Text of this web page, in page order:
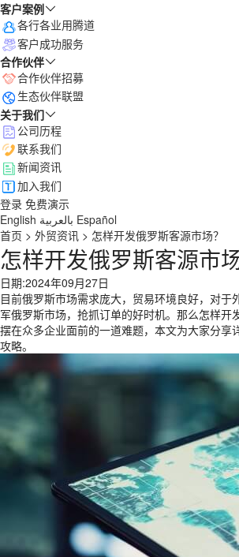
客户案例
各行各业用腾道
客户成功服务
合作伙伴
合作伙伴招募
生态伙伴联盟
关于我们
公司历程
联系我们
新闻资讯
加入我们
登录 免费演示
English بالعربية Español
首页 > 外贸资讯 > 怎样开发俄罗斯客源市场？
怎样开发俄罗斯客源市场
日期:2024年09月27日
目前俄罗斯市场需求庞大，贸易环境良好，对于
军俄罗斯市场，抢抓订单的好时机。那么怎样开
摆在众多企业面前的一道难题，本文为大家分享
攻略。